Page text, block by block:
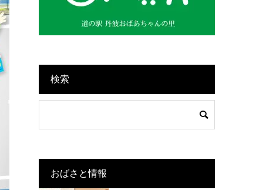
検索
おばさと情報